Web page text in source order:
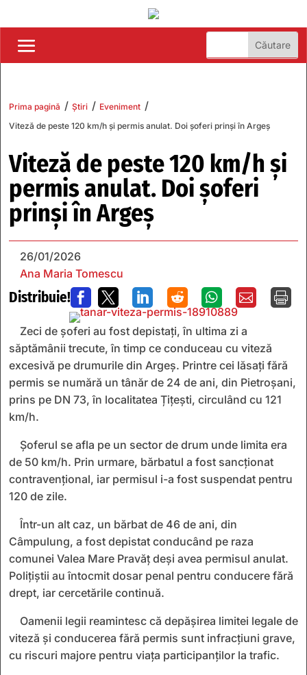
Prima pagină / Știri / Eveniment /
Viteză de peste 120 km/h și permis anulat. Doi șoferi prinși în Argeș
Viteză de peste 120 km/h și
permis anulat. Doi șoferi
prinși în Argeș
26/01/2026
Ana Maria Tomescu
Distribuie!       
Zeci de șoferi au fost depistați, în ultima zi a
săptămânii trecute, în timp ce conduceau cu viteză
excesivă pe drumurile din Argeș. Printre cei lăsați fără
permis se numără un tânăr de 24 de ani, din Pietroșani,
prins pe DN 73, în localitatea Țițești, circulând cu 121
km/h.
Șoferul se afla pe un sector de drum unde limita era
de 50 km/h. Prin urmare, bărbatul a fost sancționat
contravențional, iar permisul i-a fost suspendat pentru
120 de zile.
Într-un alt caz, un bărbat de 46 de ani, din
Câmpulung, a fost depistat conducând pe raza
comunei Valea Mare Pravăț deși avea permisul anulat.
Polițiștii au întocmit dosar penal pentru conducere fără
drept, iar cercetările continuă.
Oamenii legii reamintesc că depășirea limitei legale de
viteză și conducerea fără permis sunt infracțiuni grave,
cu riscuri majore pentru viața participanților la trafic.